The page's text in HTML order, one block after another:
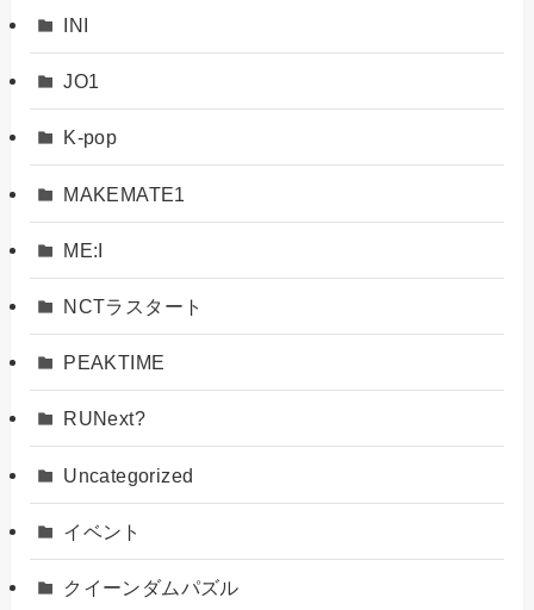
INI
JO1
K-pop
MAKEMATE1
ME:I
NCTラスタート
PEAKTIME
RUNext?
Uncategorized
イベント
クイーンダムパズル